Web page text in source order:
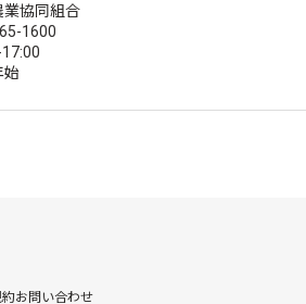
協同組合
1600
お問い合わせ